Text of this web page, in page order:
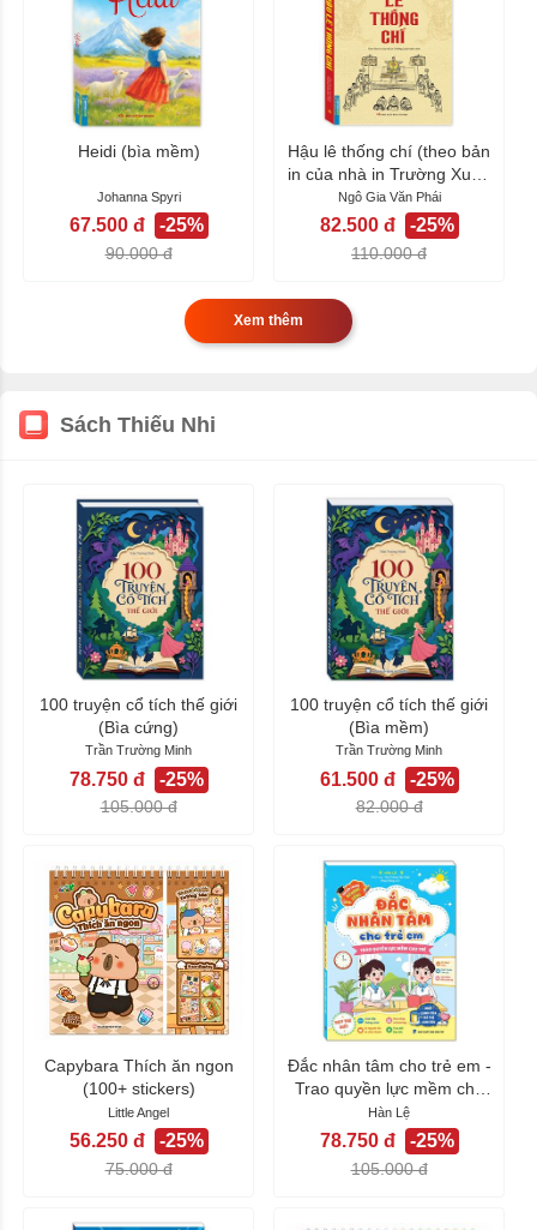
Heidi (bìa mềm)
Johanna Spyri
67.500 đ -25%
90.000 đ
Hậu lê thống chí (theo bản
in của nhà in Trường Xuân
năm...
Ngô Gia Văn Phái
82.500 đ -25%
110.000 đ
Xem thêm
Sách Thiếu Nhi
100 truyện cổ tích thế giới
(Bìa cứng)
Trần Trường Minh
78.750 đ -25%
105.000 đ
100 truyện cổ tích thế giới
(Bìa mềm)
Trần Trường Minh
61.500 đ -25%
82.000 đ
Capybara Thích ăn ngon
(100+ stickers)
Little Angel
56.250 đ -25%
75.000 đ
Đắc nhân tâm cho trẻ em -
Trao quyền lực mềm cho
trẻ
Hàn Lệ
78.750 đ -25%
105.000 đ